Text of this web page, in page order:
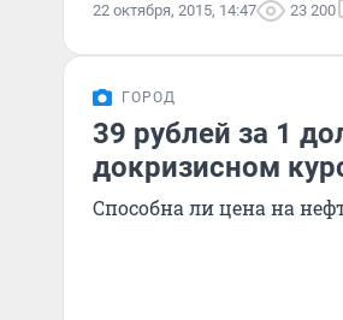
22 октября, 2015, 14:47 23 200
ГОРОД
39 рублей за 1
докризисном
Способна ли цена на